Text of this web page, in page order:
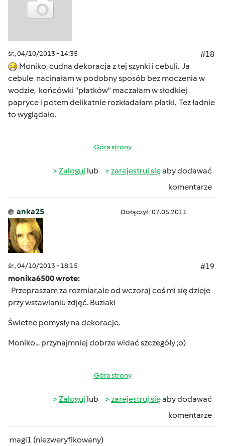
śr., 04/10/2013 - 14:35
#18
Moniko, cudna dekoracja z tej szynki i cebuli. Ja
cebule nacinałam w podobny sposób bez moczenia w
wodzie, końcówki "płatków" maczałam w słodkiej
papryce i potem delikatnie rozkładałam płatki. Tez ładnie
to wyglądało.
Góra strony
Zaloguj lub zarejestruj sięaby dodawać
komentarze
anka25 Dołączył : 07.05.2011
śr., 04/10/2013 - 18:15
#19
monika6500 wrote:
Przepraszam za rozmiar,ale od wczoraj coś mi się dzieje
przy wstawianiu zdjęć. Buziaki
Świetne pomysły na dekoracje.
Moniko... przynajmniej dobrze widać szczegóły ;o)
Góra strony
Zaloguj lub zarejestruj sięaby dodawać
komentarze
magi1 (niezweryfikowany)